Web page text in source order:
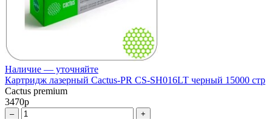
Наличие — уточняйте
Картридж лазерный Cactus-PR CS-SH016LT черный 15000 стр
Cactus premium
3470р
– +